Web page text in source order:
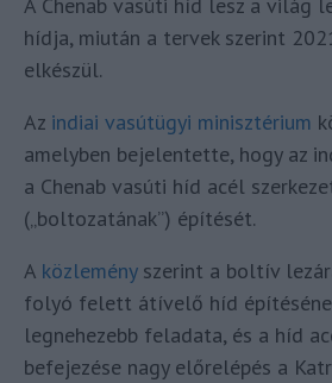
hídja, miután a tervek szerint
elkészül.
Az indiai vasútügyi minisztérium
amelyben bejelentette, hogy az
a Chenab vasúti híd acél
(„boltozatának”) építését.
A közleményszerint a boltív
folyó felett átívelő híd
legnehezebb feladata, és a híd
befejezése nagy előrelépés a